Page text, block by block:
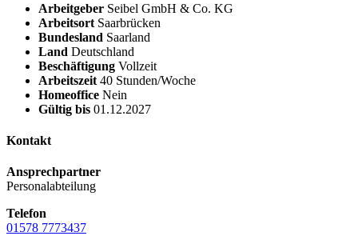
Arbeitgeber Seibel GmbH & Co. KG
Arbeitsort Saarbrücken
Bundesland Saarland
Land Deutschland
Beschäftigung Vollzeit
Arbeitszeit 40 Stunden/Woche
Homeoffice Nein
Gültig bis 01.12.2027
Kontakt
Ansprechpartner
Personalabteilung
Telefon
01578 7773437